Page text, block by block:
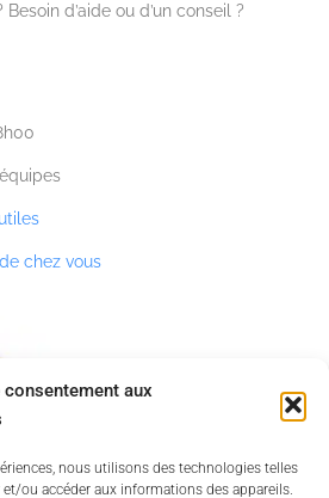
consentement aux
nous utilisons des technologies telles
ou accéder aux informations des appareils.
d’aide ou d’un conseil ?
chez vous